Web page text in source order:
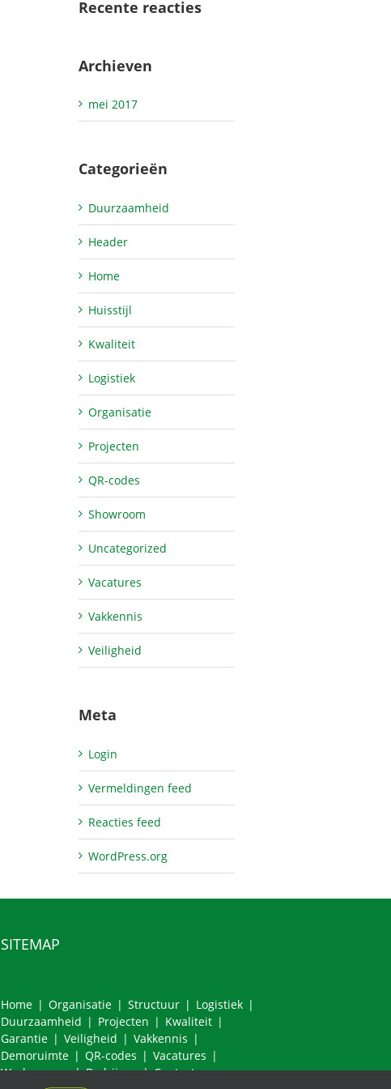
Recente reacties
Archieven
mei 2017
Categorieën
Duurzaamheid
Header
Home
Huisstijl
Kwaliteit
Logistiek
Organisatie
Projecten
QR-codes
Showroom
Uncategorized
Vacatures
Vakkennis
Veiligheid
Meta
Login
Vermeldingen feed
Reacties feed
WordPress.org
SITEMAP
Home Organisatie Structuur
Logistiek
Duurzaamheid
Projecten
Kwaliteit
Garantie
Veiligheid
Vakkennis
Demoruimte
QR-codes
Vacatures
Werknemers
Bedrijven Contact